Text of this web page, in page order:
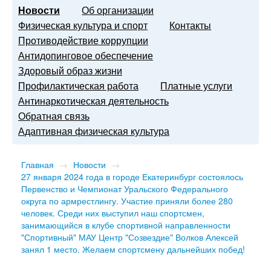
Новости
Об организации
Физическая культура и спорт
Контакты
Противодействие коррупции
Антидопинговое обеспечение
Здоровый образ жизни
Профилактическая работа
Платные услуги
Антинаркотическая деятельность
Обратная связь
Адаптивная физическая культура
Главная → Новости →
27 января 2024 года в городе Екатеринбург состоялось
Первенство и Чемпионат Уральского Федерального
округа по армрестлингу. Участие приняли более 280
человек. Среди них выступил наш спортсмен,
занимающийся в клубе спортивной направленности
"Спортивный" МАУ Центр "Созвездие" Волков Алексей
занял 1 место. Желаем спортсмену дальнейших побед!